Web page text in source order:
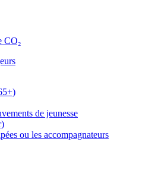
CO₂
de jeunesse
ou les accompagnateurs